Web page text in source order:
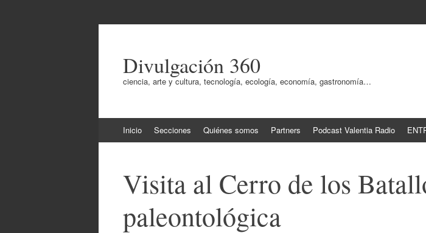
Divulgación 360
ciencia, arte y cultura, tecnología, ecología, economía, gastronomía…
al
Inicio Secciones Quiénes somos Partners Podcast Valentia Radio
Visita al Cerro de los
paleontológica